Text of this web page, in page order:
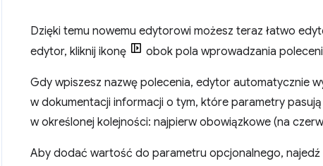
Dzięki temu nowemu edytorowi możesz teraz łatwo
edytor, kliknij ikonę
obok pola wprowadzania
Gdy wpiszesz nazwę polecenia, edytor automatycznie
w dokumentacji informacji o tym, które parametry
w określonej kolejności: najpierw obowiązkowe (na
Aby dodać wartość do parametru opcjonalnego, najedź